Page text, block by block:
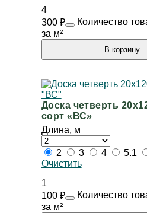
4
300 ₽
за м²
Количество
В корзину
Доска четверть
сорт «ВС»
Длина, м
2 3 4 5.1
Очистить
1
100 ₽
за м²
Количество